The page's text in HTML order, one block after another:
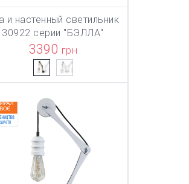
В КОРЗИНУ
и настенный светильник
30922 серии "БЭЛЛА"
3390 грн